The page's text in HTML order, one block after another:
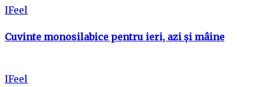
IFeel
Cuvinte monosilabice pentru ieri, azi și mâine
IFeel